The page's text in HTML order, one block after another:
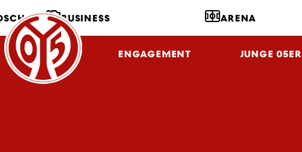
BUSINESS ARENA
NLZ FANS ENGAGEMENT JUNGE 05ER